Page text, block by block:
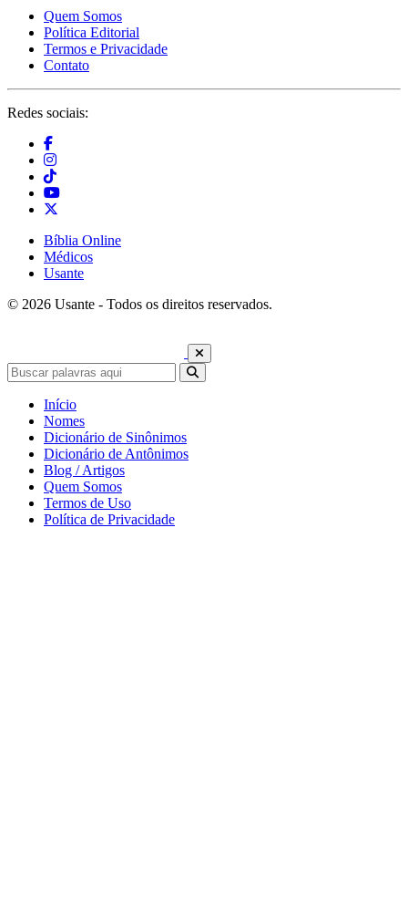
Quem Somos
Política Editorial
Termos e Privacidade
Contato
Redes sociais:
Bíblia Online
Médicos
Usante
© 2026 Usante - Todos os direitos reservados.
Início
Nomes
Dicionário de Sinônimos
Dicionário de Antônimos
Blog / Artigos
Quem Somos
Termos de Uso
Política de Privacidade